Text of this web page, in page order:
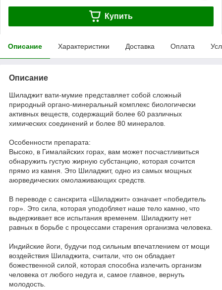
Купить
Описание Характеристики Доставка Оплата
Описание
Шиладжит вати-мумие представляет собой сложный
природный органо-минеральный комплекс биологически
активных веществ, содержащий более 60 различных
химических соединений и более 80 минералов.
Особенности препарата:
Высоко, в Гималайских горах, вам может посчастливиться
обнаружить густую жирную субстанцию, которая сочится
прямо из камня. Это Шиладжит, одно из самых мощных
аюрведических омолаживающих средств.
В переводе с санскрита «Шиладжит» означает «победитель
гор». Это сила, которая уподобляет наше тело камню, что
выдерживает все испытания временем. Шиладжиту нет
равных в борьбе с процессами старения организма человека.
Индийские йоги, будучи под сильным впечатлением от мощи
воздействия Шиладжита, считали, что он обладает
божественной силой, которая способна излечить организм
человека от любого недуга и, самое главное, вернуть
молодость.